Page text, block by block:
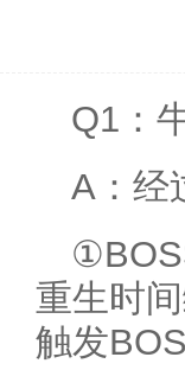
Q1：
A：经
重生时
触发